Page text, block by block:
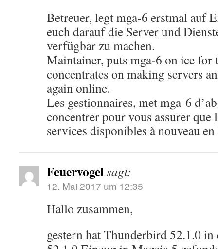
Betreuer, legt mga-6 erstmal auf
euch darauf die Server und
verfügbar zu machen.
Maintainer, puts mga-6 on ice for
concentrates on making servers
again online.
Les gestionnaires, met mga-6
concentrer pour vous assurer que
services disponibles à nouveau
Feuervogelsagt:
12. Mai 2017 um 12:35
Hallo zusammen,
gestern hat Thunderbird 52.1.0